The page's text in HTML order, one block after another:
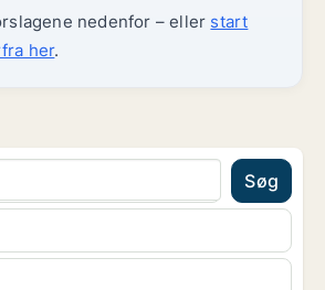
nedenfor – eller start
her.
Søg